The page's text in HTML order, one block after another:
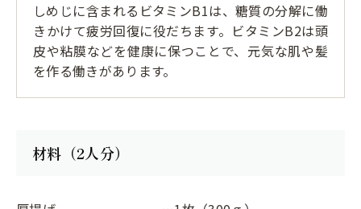
しめじに含まれるビタミンB1は、糖質の分解に働
きかけて疲労回復に役だちます。ビタミンB2は頭
皮や粘膜などを健康に保つことで、元気な肌や髪
を作る働きがあります。
材料（2人分）